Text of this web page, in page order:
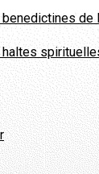
de
haltes